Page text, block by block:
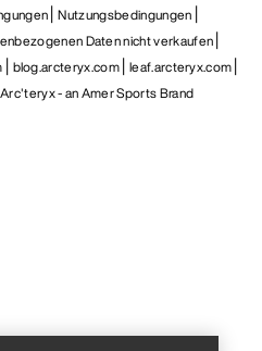
Nutzungsbedingungen
Daten nicht verkaufen
blog.arcteryx.com leaf.arcteryx.com
Arc'teryx - an Amer Sports Brand